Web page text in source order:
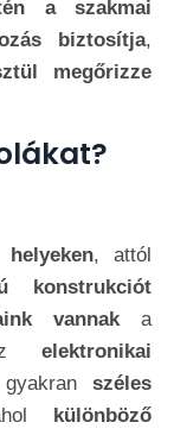
a szakmai
biztosítja,
megőrizze
, attól
konstrukciót
vannak a
elektronikai
széles
különböző